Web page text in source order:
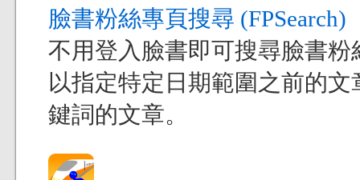
臉書粉絲專頁搜尋 (FPSearch)
不用登入臉書即可搜尋臉書
以指定特定日期範圍之前的
鍵詞的文章。